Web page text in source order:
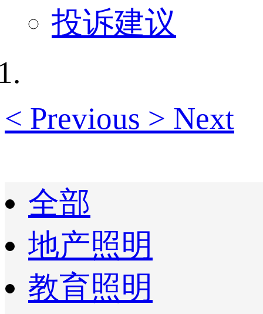
投诉建议
< Previous > Next
全部
地产照明
教育照明